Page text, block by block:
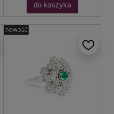
do koszyka
nowość